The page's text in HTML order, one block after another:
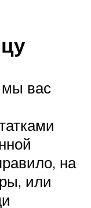
мы вас
на
или